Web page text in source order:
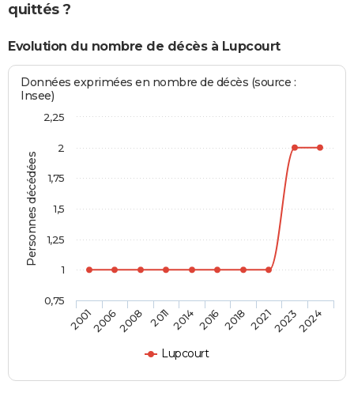
quittés ?
Evolution du nombre de décès à Lupcourt
Personnes décédées
Données exprimées en nombre de décès (source :
Insee)
Lupcourt
200120062008 20112014 2016 2018 202120232024
0,75
1
1,25
1,5
1,75
2
2,25